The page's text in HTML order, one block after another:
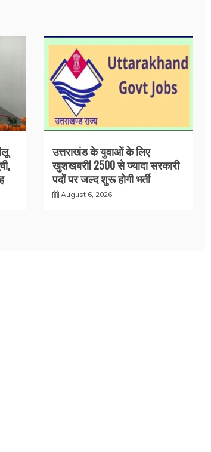
उत्तराखंड के युवाओं के लिए
खुशखबरी! 2500 से ज्यादा सरकारी
पदों पर जल्द शुरू होगी भर्ती
August 6, 2026